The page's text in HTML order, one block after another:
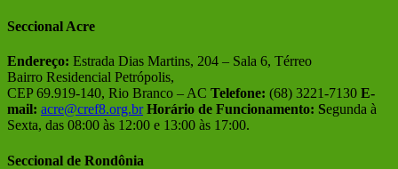
Seccional Acre
Endereço: Estrada Dias Martins, 204 – Sala 6, Térreo
Bairro Residencial Petrópolis,
CEP 69.919-140, Rio Branco – AC Telefone: (68) 3221-7130 E-
mail: acre@cref8.org.br Horário de Funcionamento: Segunda à
Sexta, das 08:00 às 12:00 e 13:00 às 17:00.
Seccional de Rondônia